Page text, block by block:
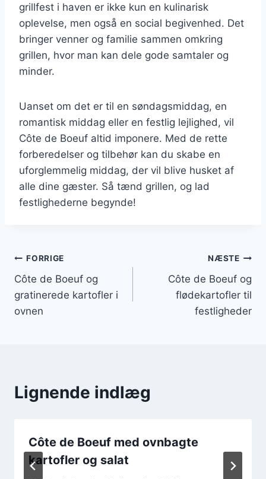
grillfest i haven er ikke kun en kulinarisk
oplevelse, men også en social begivenhed. Det
bringer venner og familie sammen omkring
grillen, hvor man kan dele gode samtaler og
minder.
Uanset om det er til en søndagsmiddag, en
romantisk middag eller en festlig lejlighed, vil
Côte de Boeuf altid imponere. Med de rette
forberedelser og tilbehør kan du skabe en
uforglemmelig middag, der vil blive husket af
alle dine gæster. Så tænd grillen, og lad
festlighederne begynde!
Indlægsnavigation
FORRIGE
Côte de Boeuf og
gratinerede kartofler i
ovnen
NÆSTE
Côte de Boeuf og
flødekartofler til
festligheder
Lignende indlæg
Côte de Boeuf med ovnbagte
kartofler og salat